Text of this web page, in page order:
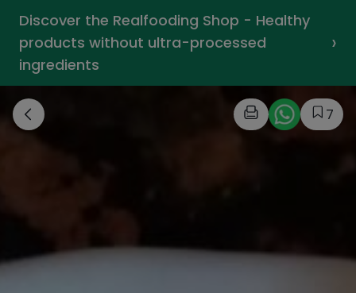
Discover the Realfooding Shop - Healthy
products without ultra-processed
ingredients
›
7